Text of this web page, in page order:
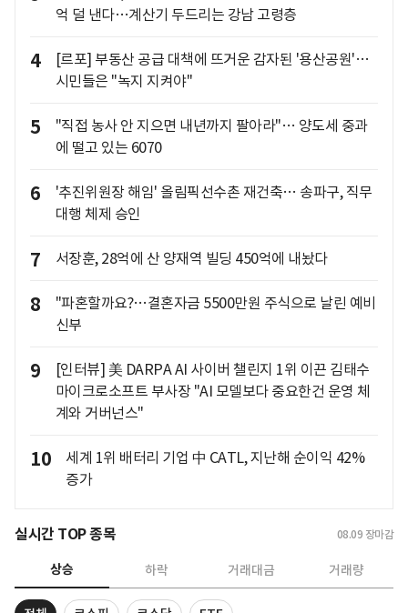
억 덜 낸다…계산기 두드리는 강남 고령층
4
[르포] 부동산 공급 대책에 뜨거운 감자된 '용산공원'…
시민들은 "녹지 지켜야"
5
"직접 농사 안 지으면 내년까지 팔아라"… 양도세 중과
에 떨고 있는 6070
6
'추진위원장 해임' 올림픽선수촌 재건축… 송파구, 직무
대행 체제 승인
7 서장훈, 28억에 산 양재역 빌딩 450억에 내놨다
8
"파혼할까요?…결혼자금 5500만원 주식으로 날린 예비
신부
9
[인터뷰] 美 DARPA AI 사이버 챌린지 1위 이끈 김태수
마이크로소프트 부사장 "AI 모델보다 중요한건 운영 체
계와 거버넌스"
10
세계 1위 배터리 기업 中 CATL, 지난해 순이익 42%
증가
실시간 TOP 종목 08.09 장마감
상승 하락 거래대금 거래량